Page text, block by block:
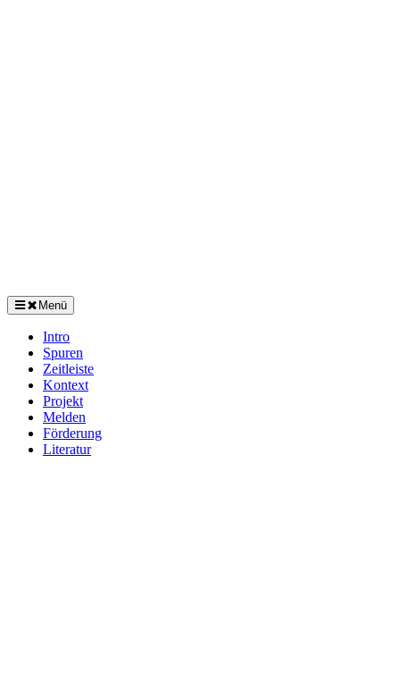
Menü
Intro
Spuren
Zeitleiste
Kontext
Projekt
Melden
Förderung
Literatur